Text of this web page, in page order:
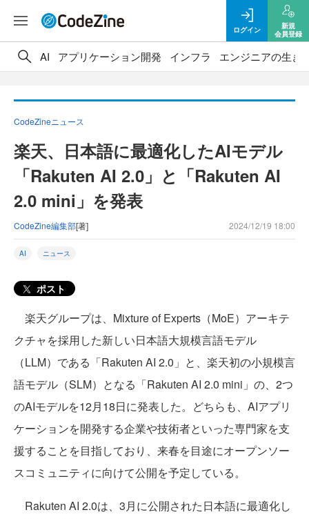
ログイン
新規
会員登録
AI アプリケーション開発 インフラ エンジニアの生き
CodeZineニュース
楽天、日本語に最適化したAIモデル
「Rakuten AI 2.0」と「Rakuten AI
2.0 mini」を発表
CodeZine編集部[著] 2024/12/19 18:00
AI ニュース
ポスト
楽天グループは、Mixture of Experts（MoE）アーキテ
クチャを採用した新しい日本語大規模言語モデル
（LLM）である「Rakuten AI 2.0」と、楽天初の小規模言
語モデル（SLM）となる「Rakuten AI 2.0 mini」の、2つ
のAIモデルを12月18日に発表した。どちらも、AIアプリ
ケーションを開発する企業や技術者といった専門家を支
援することを目指しており、来春を目途にオープンソー
スコミュニティに向けて公開を予定している。
Rakuten AI 2.0は、3月に公開された日本語に最適化し